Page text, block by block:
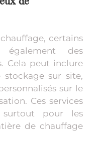
certains
également des
Cela peut inclure
sur site,
sur le
Ces services
surtout pour les
de chauffage